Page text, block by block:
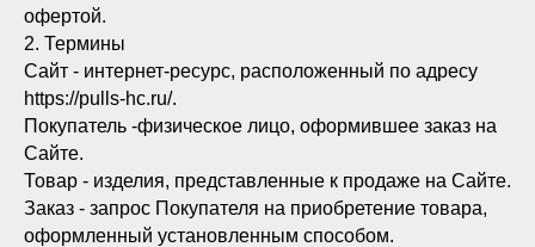
офертой.
2. Термины
Сайт - интернет-ресурс, расположенный по адресу
https://pulls-hc.ru/.
Покупатель -физическое лицо, оформившее заказ на
Сайте.
Товар - изделия, представленные к продаже на Сайте.
Заказ - запрос Покупателя на приобретение товара,
оформленный установленным способом.